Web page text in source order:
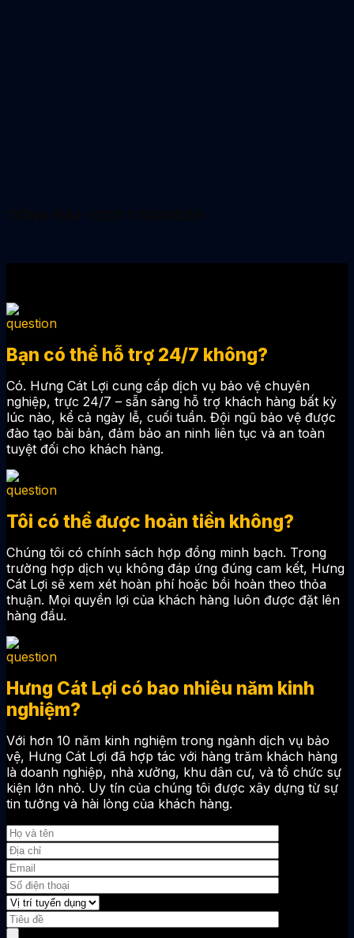
Bạn có thể hỗ trợ 24/7 không?
Có. Hưng Cát Lợi cung cấp dịch vụ bảo vệ chuyên
nghiệp, trực 24/7 – sẵn sàng hỗ trợ khách hàng bất kỳ
lúc nào, kể cả ngày lễ, cuối tuần. Đội ngũ bảo vệ được
đào tạo bài bản, đảm bảo an ninh liên tục và an toàn
tuyệt đối cho khách hàng.
Tôi có thể được hoàn tiền không?
Chúng tôi có chính sách hợp đồng minh bạch. Trong
trường hợp dịch vụ không đáp ứng đúng cam kết, Hưng
Cát Lợi sẽ xem xét hoàn phí hoặc bồi hoàn theo thỏa
thuận. Mọi quyền lợi của khách hàng luôn được đặt lên
hàng đầu.
Hưng Cát Lợi có bao nhiêu năm kinh
nghiệm?
Với hơn 10 năm kinh nghiệm trong ngành dịch vụ bảo
vệ, Hưng Cát Lợi đã hợp tác với hàng trăm khách hàng
là doanh nghiệp, nhà xưởng, khu dân cư, và tổ chức sự
kiện lớn nhỏ. Uy tín của chúng tôi được xây dựng từ sự
tin tưởng và hài lòng của khách hàng.